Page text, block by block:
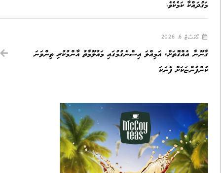
މަގުދައްކާ ކަމެކެވެ.
އޯގަސްޓް 6, 2026
ގާނޫނާ އެއްގޮތަށް، އަމިއްލަ އިސްނެގުމުގައި މައުލޫމާތު އާންމުކުރި ތިންވަނަ
ކުންފުންޏަކަށް ފެނަކަ